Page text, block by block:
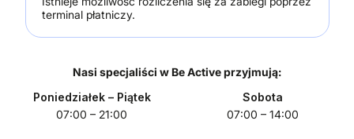
terminal płatniczy.
Nasi specjaliści w Be Active przyjmują:
Poniedziałek – Piątek
07:00 – 21:00
Sobota
07:00 – 14:00